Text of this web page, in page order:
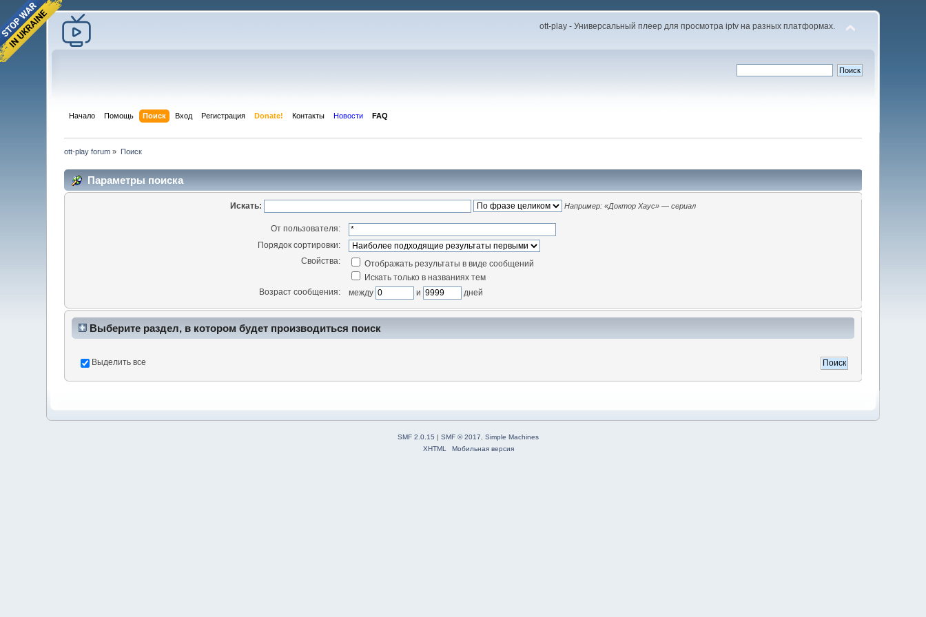
ott-play - Универсальный плеер для просмотра iptv на разных платформах.
Начало Помощь Поиск Вход Регистрация Donate! Контакты Новости FAQ
ott-play forum » Поиск
Параметры поиска
Искать: Например: «Доктор Хаус» — сериал
От пользователя:
Порядок сортировки:
Свойства:
Отображать результаты в виде сообщений
Искать только в названиях тем
Возраст сообщения:
между и дней
Выберите раздел, в котором будет производиться поиск
Выделить все
SMF 2.0.15 | SMF © 2017
Simple Machines
XHTML
Мобильная версия